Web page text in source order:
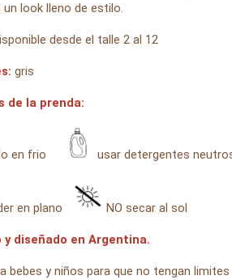
look lleno de estilo.
desde el talle 2 al 12
gris
de la prenda:
en frio usar detergentes
en plano NO secar al sol
y diseñado en Argentina.
bebes y niños para que no tengan